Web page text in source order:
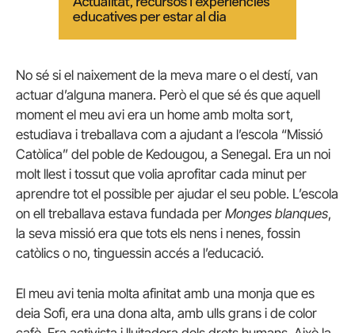
No sé si el naixement de la meva mare o el destí, van
actuar d’alguna manera. Però el que sé és que aquell
moment el meu avi era un home amb molta sort,
estudiava i treballava com a ajudant a l’escola “Missió
Catòlica” del poble de Kedougou, a Senegal. Era un noi
molt llest i tossut que volia aprofitar cada minut per
aprendre tot el possible per ajudar el seu poble. L’escola
on ell treballava estava fundada per Monges blanques,
la seva missió era que tots els nens i nenes, fossin
catòlics o no, tinguessin accés a l’educació.
El meu avi tenia molta afinitat amb una monja que es
deia Sofi, era una dona alta, amb ulls grans i de color